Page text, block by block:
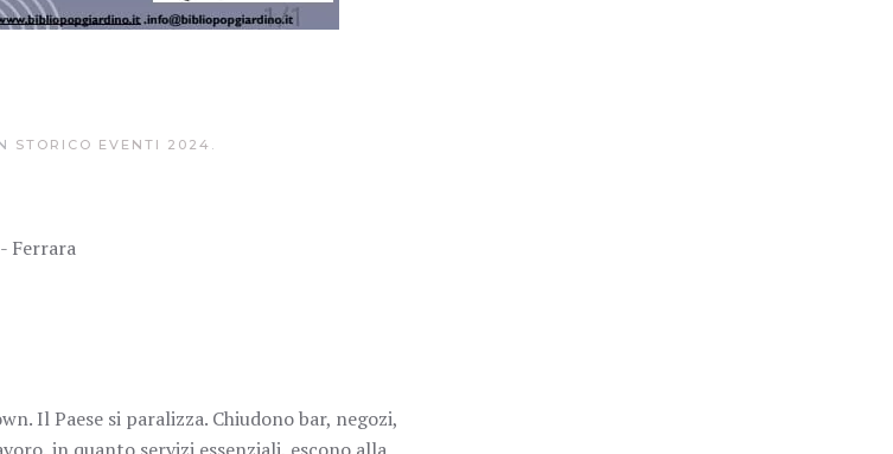
STORICO EVENTI 2024 .
Ferrara
Il Paese si paralizza. Chiudono bar, negozi,